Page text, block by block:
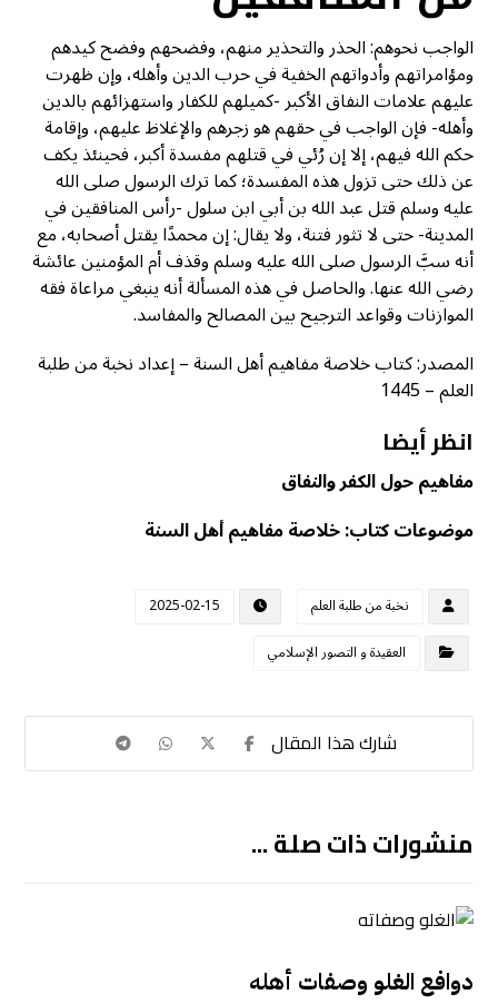
الواجب نحوهم: الحذر والتحذير منهم، وفضحهم وفضح كيدهم
ومؤامراتهم وأدواتهم الخفية في حرب الدين وأهله، وإن ظهرت
عليهم علامات النفاق الأكبر -كميلهم للكفار واستهزائهم بالدين
وأهله- فإن الواجب في حقهم هو زجرهم والإغلاظ عليهم، وإقامة
حكم الله فيهم، إلا إن رُئي في قتلهم مفسدة أكبر، فحينئذ يكف
عن ذلك حتى تزول هذه المفسدة؛ كما ترك الرسول صلى الله
عليه وسلم قتل عبد الله بن أبي ابن سلول -رأس المنافقين في
المدينة- حتى لا تثور فتنة، ولا يقال: إن محمدًا يقتل أصحابه، مع
أنه سبَّ الرسول صلى الله عليه وسلم وقذف أم المؤمنين عائشة
رضي الله عنها. والحاصل في هذه المسألة أنه ينبغي مراعاة فقه
الموازنات وقواعد الترجيح بين المصالح والمفاسد.
المصدر: كتاب خلاصة مفاهيم أهل السنة – إعداد نخبة من طلبة
العلم – 1445
انظر أيضا
مفاهيم حول الكفر والنفاق
موضوعات كتاب: خلاصة مفاهيم أهل السنة
نخبة من طلبة العلم
2025-02-15
العقيدة و التصور الإسلامي
منشورات ذات صلة ...
دوافع الغلو وصفات أهله